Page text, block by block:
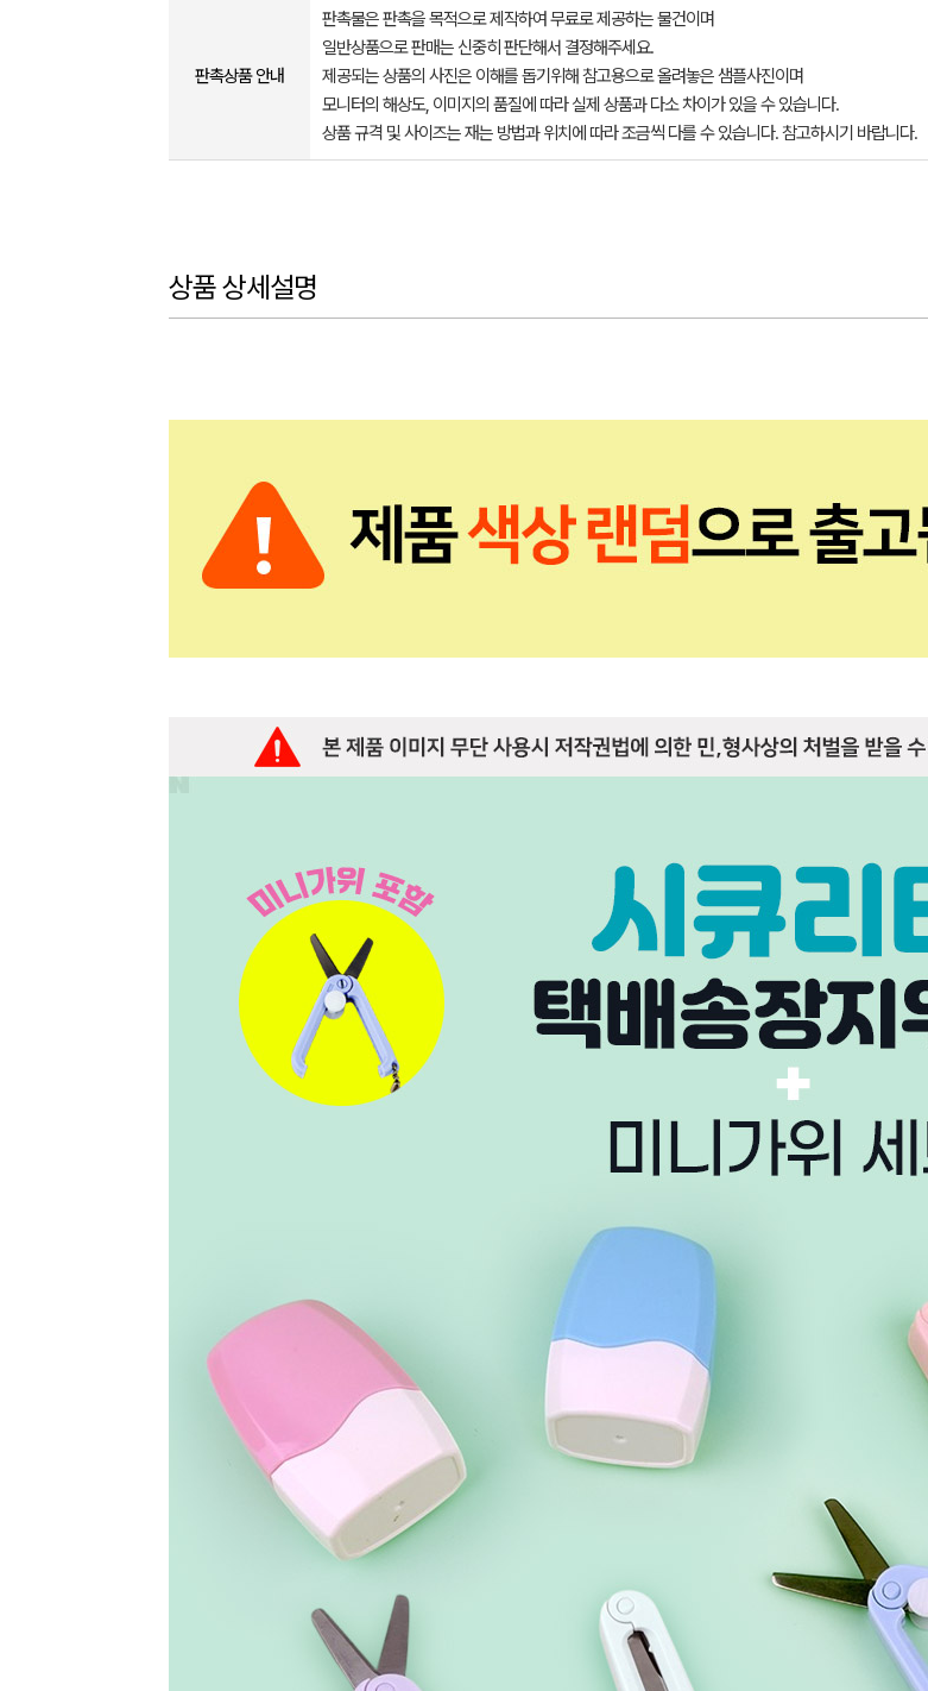
판촉상품 안내
판촉물은 판촉을 목적으로 제작하여 무료로 제공하는 물건이며
일반상품으로 판매는 신중히 판단해서 결정해주세요.
제공되는 상품의 사진은 이해를 돕기위해 참고용으로 올려놓은 샘플사진이며
모니터의 해상도, 이미지의 품질에 따라 실제 상품과 다소 차이가 있을 수 있습니다.
상품 규격 및 사이즈는 재는 방법과 위치에 따라 조금씩 다를 수 있습니다. 참고하시기 바랍니다.
상품 상세설명